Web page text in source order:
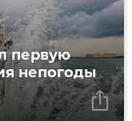
первую
непогоды